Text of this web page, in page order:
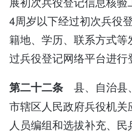
4周岁以下经过初次兵役
籍地、学历、联系方式等
过兵役登记网络平台进行
第二十二条 县、自治县
市辖区人民政府兵役机关
人员编组和选拔补充、